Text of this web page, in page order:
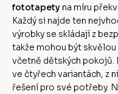
fototapetyna míru
Každý si najde ten
výrobky se skládají z
takže mohou být
včetně dětských pokojů.
ve čtyřech variantách, z
řešení pro své potřeby.